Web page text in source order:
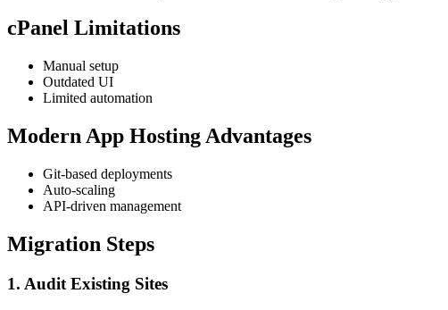
cPanel Limitations
Manual setup
Outdated UI
Limited automation
Modern App Hosting Advantages
Git-based deployments
Auto-scaling
API-driven management
Migration Steps
1. Audit Existing Sites